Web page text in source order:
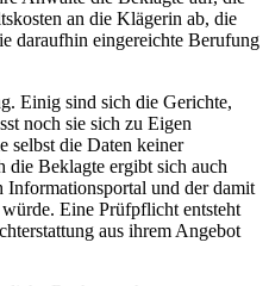
an die Klägerin ab, die
daraufhin eingereichte Berufung
Einig sind sich die Gerichte,
noch sie sich zu Eigen
selbst die Daten keiner
die Beklagte ergibt sich auch
Informationsportal und der damit
Eine Prüfpflicht entsteht
aus ihrem Angebot